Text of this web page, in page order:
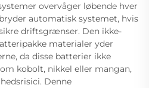
overvåger løbende hver
automatisk systemet, hvis
driftsgrænser. Den ikke-
materialer yder
da disse batterier ikke
kobolt, nikkel eller mangan,
Denne